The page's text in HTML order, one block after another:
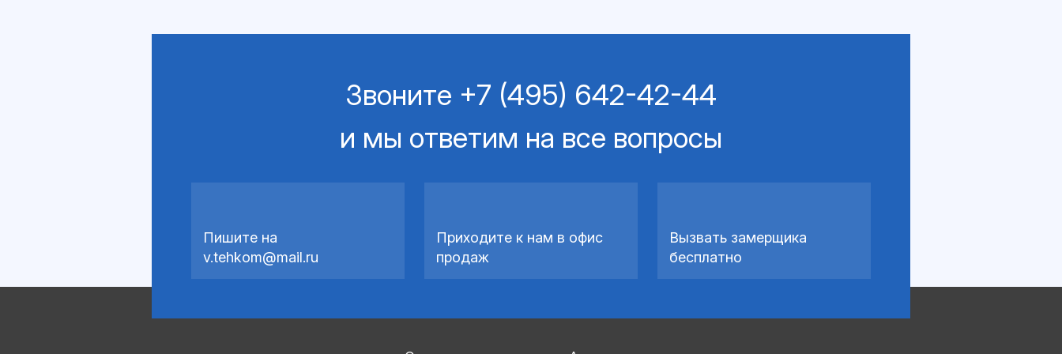
Звоните +7 (495) 642-42-44
и мы ответим на все вопросы
Пишите на
v.tehkom@mail.ru
Приходите к нам в офис
продаж
Вызвать замерщика
бесплатно